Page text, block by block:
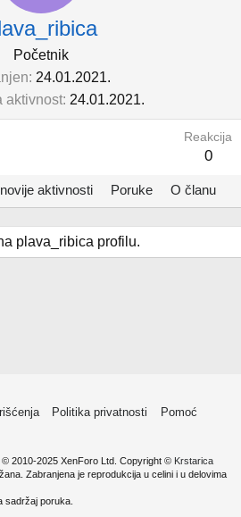
Početnik
24.01.2021.
aktivnost 24.01.2021.
Reakcija
0
aktivnosti Poruke O članu
plava_ribica profilu.
Politika privatnosti
Pomoć
© 2010-2025 XenForo Ltd. Copyright © Krstarica
Zabranjena je reprodukcija u celini i u delovima
sadržaj poruka.